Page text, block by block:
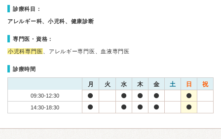
診療科目：
アレルギー科、小児科、健康診断
専門医・資格：
小児科専門医 、アレルギー専門医、血液専門医
診療時間
月 火 水 木 金 土 日 祝
09:30-12:30
14:30-18:30